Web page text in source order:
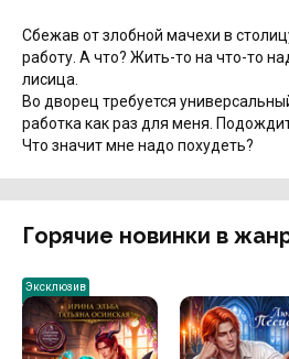
Сбежав от злобной мачехи в
работу. А что? Жить-то на что-то
лисица.
Во дворец требуется
работка как раз для меня.
Что значит мне надо похудеть?
Горячие новинки в
Эксклюзив